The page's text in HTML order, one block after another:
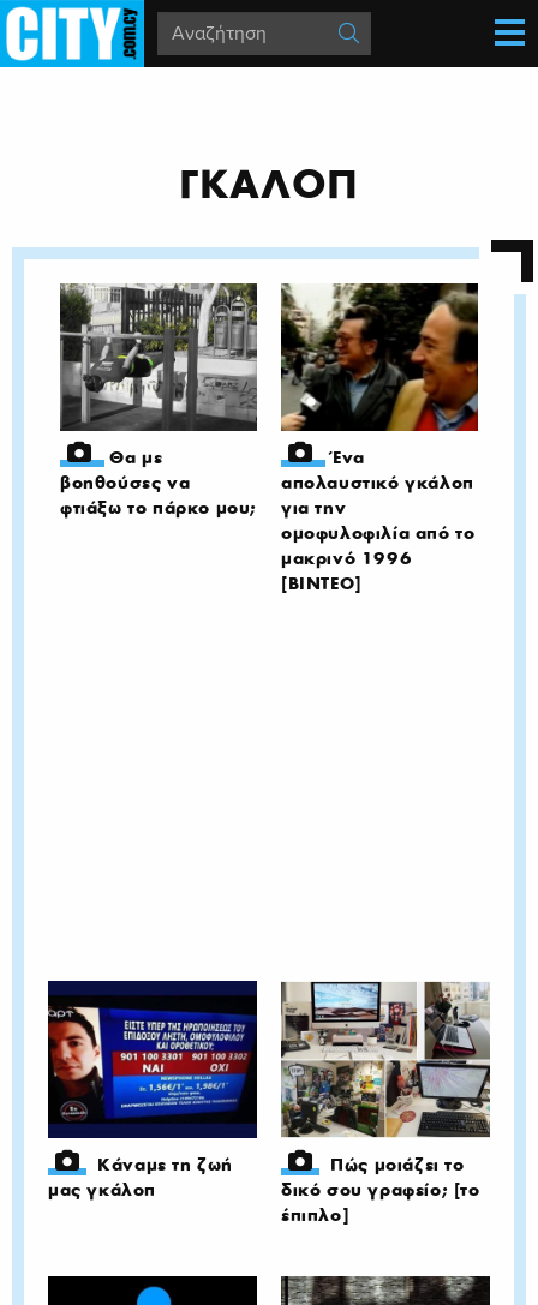
ΓΚΑΛΟΠ
Θα με
βοηθούσες να
φτιάξω το πάρκο μου;
Ένα
απολαυστικό γκάλοπ
για την
ομοφυλοφιλία από το
μακρινό 1996
[ΒΙΝΤΕΟ]
Κάναμε τη ζωή
μας γκάλοπ
Πώς μοιάζει το
δικό σου γραφείο; [το
έπιπλο]